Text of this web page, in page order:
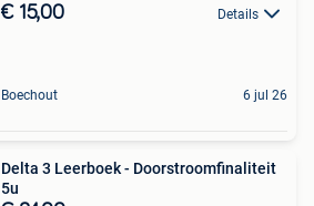
€ 15,00 Details
Boechout 6 jul 26
Delta 3 Leerboek - Doorstroomfinaliteit
5u